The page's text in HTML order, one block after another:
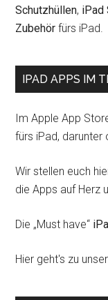
Schutzhüllen, iPad
Zubehör fürs iPad.
IPAD APPS IM
Im Apple App
fürs iPad,
Wir stellen euch
die Apps auf Herz
Die „Must have“
Hier geht's zu